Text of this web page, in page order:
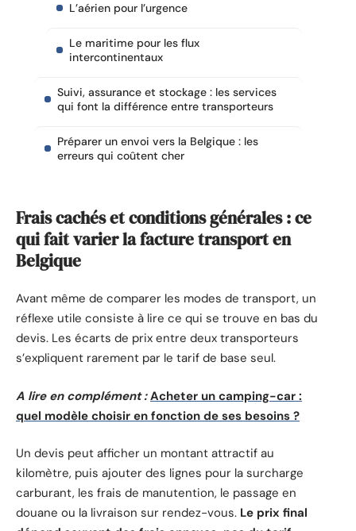
L’aérien pour l’urgence
Le maritime pour les flux
intercontinentaux
Suivi, assurance et stockage : les services
qui font la différence entre transporteurs
Préparer un envoi vers la Belgique : les
erreurs qui coûtent cher
Frais cachés et conditions générales : ce
qui fait varier la facture transport en
Belgique
Avant même de comparer les modes de transport, un
réflexe utile consiste à lire ce qui se trouve en bas du
devis. Les écarts de prix entre deux transporteurs
s’expliquent rarement par le tarif de base seul.
A lire en complément : Acheter un camping-car :
quel modèle choisir en fonction de ses besoins ?
Un devis peut afficher un montant attractif au
kilomètre, puis ajouter des lignes pour la surcharge
carburant, les frais de manutention, le passage en
douane ou la livraison sur rendez-vous. Le prix final